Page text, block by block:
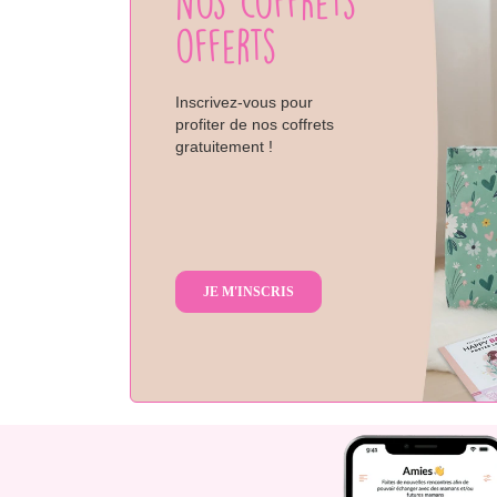
offerts
Inscrivez-vous pour
profiter de nos coffrets
gratuitement !
JE M'INSCRIS